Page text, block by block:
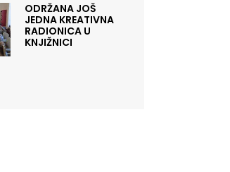
ODRŽANA JOŠ
JEDNA KREATIVNA
RADIONICA U
KNJIŽNICI